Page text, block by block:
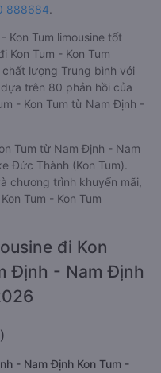
888684.
Kon Tum limousine tốt
Kon Tum - Kon Tum
lượng Trung bình với
trên 80 phản hồi của
- Kon Tum từ Nam Định -
Tum từ Nam Định - Nam
Đức Thành (Kon Tum).
chương trình khuyến mãi,
Tum - Kon Tum
đi Kon
Định - Nam Định
- Nam Định Kon Tum -